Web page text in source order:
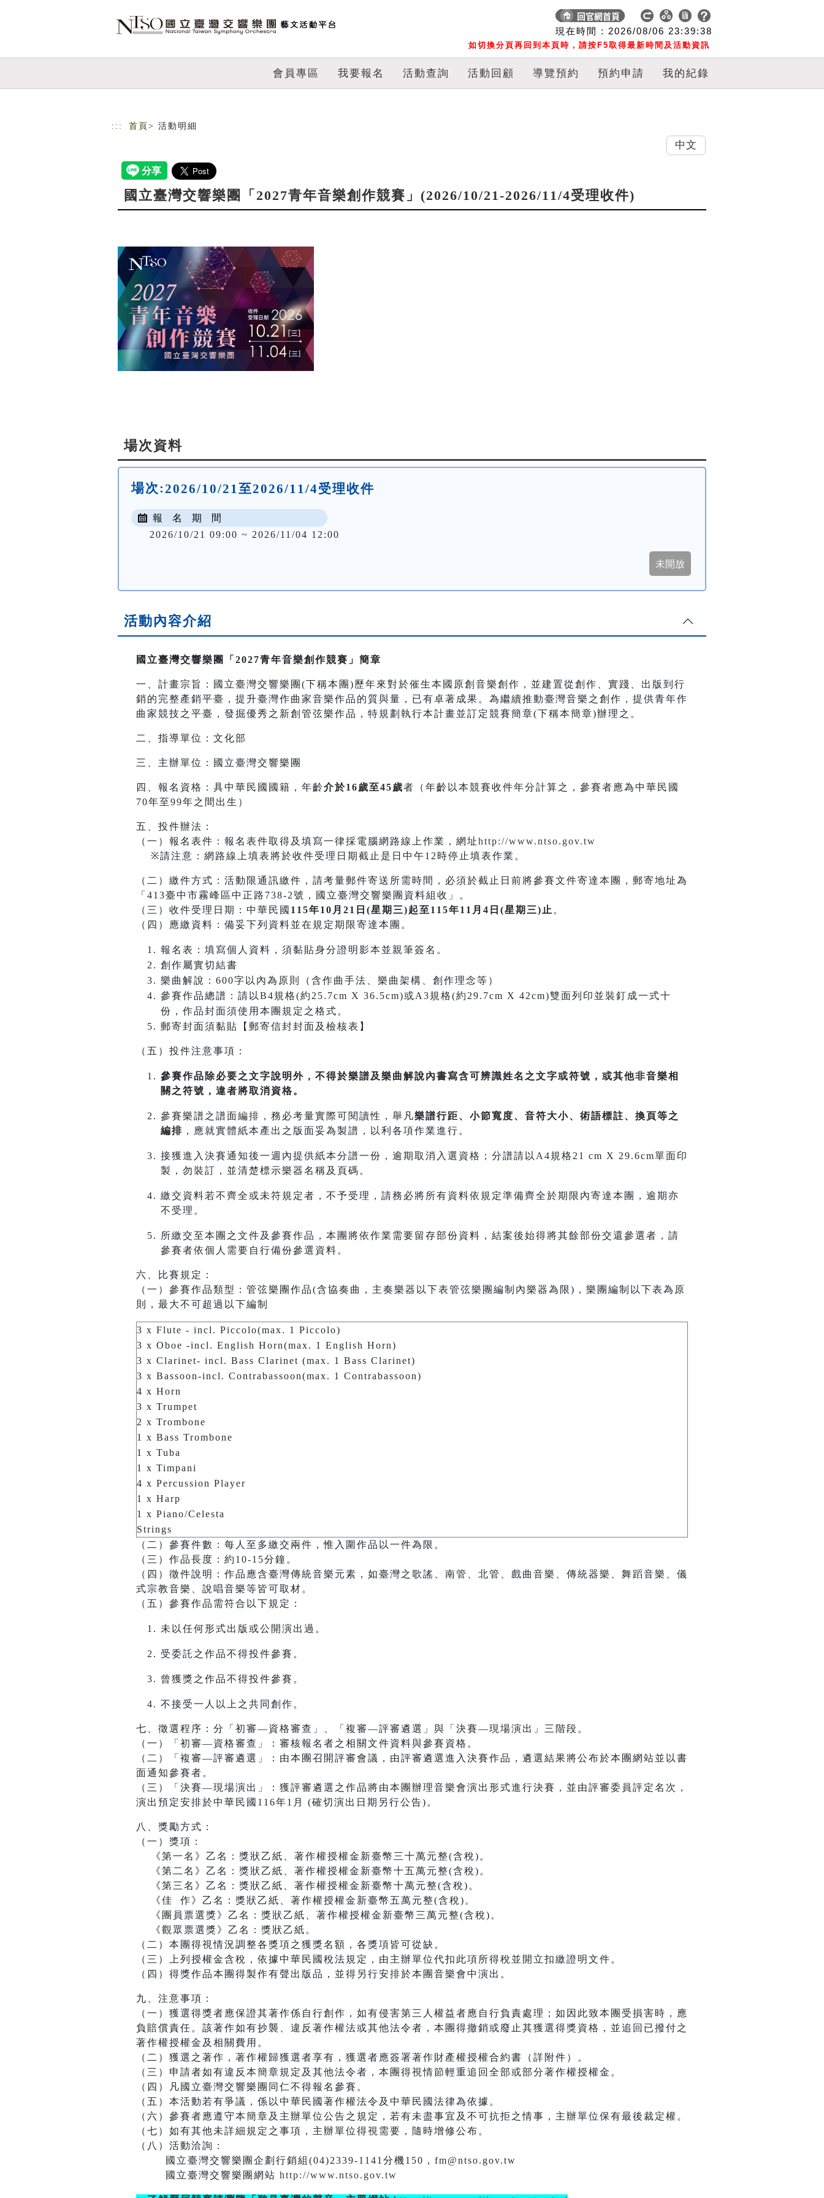
現在時間 : 2026/08/06 23:39:39
如切換分頁再回到本頁時，請按F5取得最新時間及活動資訊
會員專區 我要報名 活動查詢 活動回顧 導覽預約 預約申請 我的紀錄
::: 首頁 > 活動明細
國立臺灣交響樂團「2027青年音樂創作競賽」(2026/10/21-2026/11/4受理收件)
場次資料
場次:2026/10/21至2026/11/4受理收件
報 名 期 間
2026/10/21 09:00 ~ 2026/11/04 12:00
活動內容介紹
國立臺灣交響樂團「2027青年音樂創作競賽」簡章
一、計畫宗旨：國立臺灣交響樂團(下稱本團)歷年來對於催生本國原創音樂創作，並建置從創作、實踐、出版到行
銷的完整產銷平臺，提升臺灣作曲家音樂作品的質與量，已有卓著成果。為繼續推動臺灣音樂之創作，提供青年作
曲家競技之平臺，發掘優秀之新創管弦樂作品，特規劃執行本計畫並訂定競賽簡章(下稱本簡章)辦理之。
二、指導單位：文化部
三、主辦單位：國立臺灣交響樂團
四、報名資格：具中華民國國籍，年齡介於16歲至45歲者（年齡以本競賽收件年分計算之，參賽者應為中華民國
70年至99年之間出生）
五、投件辦法：
（一）報名表件：報名表件取得及填寫一律採電腦網路線上作業，網址http://www.ntso.gov.tw
※請注意：網路線上填表將於收件受理日期截止是日中午12時停止填表作業。
（二）繳件方式：活動限通訊繳件，請考量郵件寄送所需時間，必須於截止日前將參賽文件寄達本團，郵寄地址為
「413臺中市霧峰區中正路738-2號，國立臺灣交響樂團資料組收」。
（三）收件受理日期：中華民國 115年10月21日(星期三)起至115年11月4日(星期三)止 。
（四）應繳資料：備妥下列資料並在規定期限寄達本團。
報名表：填寫個人資料，須黏貼身分證明影本並親筆簽名。
創作屬實切結書
樂曲解說：600字以內為原則（含作曲手法、樂曲架構、創作理念等）
參賽作品總譜：請以B4規格(約25.7cm X 36.5cm)或A3規格(約29.7cm X 42cm)雙面列印並裝釘成一式十
份，作品封面須使用本團規定之格式。
郵寄封面須黏貼【郵寄信封封面及檢核表】
（五）投件注意事項：
參賽作品除必要之文字說明外，不得於樂譜及樂曲解說內書寫含可辨識姓名之文字或符號，或其他非音樂相
關之符號，違者將取消資格。
參賽樂譜之譜面編排，務必考量實際可閱讀性，舉凡樂譜行距、小節寬度、音符大小、術語標註、換頁等之
編排 ，應就實體紙本產出之版面妥為製譜，以利各項作業進行。
接獲進入決賽通知後一週內提供紙本分譜一份，逾期取消入選資格；分譜請以A4規格21 cm X 29.6cm單面印
製，勿裝訂，並清楚標示樂器名稱及頁碼。
繳交資料若不齊全或未符規定者，不予受理，請務必將所有資料依規定準備齊全於期限內寄達本團，逾期亦
不受理。
所繳交至本團之文件及參賽作品，本團將依作業需要留存部份資料，結案後始得將其餘部份交還參選者，請
參賽者依個人需要自行備份參選資料。
六、比賽規定：
（一）參賽作品類型：管弦樂團作品(含協奏曲，主奏樂器以下表管弦樂團編制內樂器為限)，樂團編制以下表為原
則，最大不可超過以下編制
3 x Flute - incl. Piccolo(max. 1 Piccolo)
3 x Oboe -incl. English Horn(max. 1 English Horn)
3 x Clarinet- incl. Bass Clarinet (max. 1 Bass Clarinet)
3 x Bassoon-incl. Contrabassoon(max. 1 Contrabassoon)
4 x Horn
3 x Trumpet
2 x Trombone
1 x Bass Trombone
1 x Tuba
1 x Timpani
4 x Percussion Player
1 x Harp
1 x Piano/Celesta
Strings
（二）參賽件數：每人至多繳交兩件，惟入圍作品以一件為限。
（三）作品長度：約10-15分鐘。
（四）徵件說明：作品應含臺灣傳統音樂元素，如臺灣之歌謠、南管、北管、戲曲音樂、傳統器樂、舞蹈音樂、儀
式宗教音樂、說唱音樂等皆可取材。
（五）參賽作品需符合以下規定：
未以任何形式出版或公開演出過。
受委託之作品不得投件參賽。
曾獲獎之作品不得投件參賽。
不接受一人以上之共同創作。
七、徵選程序：分「初審—資格審查」、「複審—評審遴選」與「決賽—現場演出」三階段。
（一）「初審—資格審查」：審核報名者之相關文件資料與參賽資格。
（二）「複審—評審遴選」：由本團召開評審會議，由評審遴選進入決賽作品，遴選結果將公布於本團網站並以書
面通知參賽者。
（三）「決賽—現場演出」：獲評審遴選之作品將由本團辦理音樂會演出形式進行決賽，並由評審委員評定名次，
演出預定安排於中華民國116年1月 (確切演出日期另行公告)。
八、獎勵方式：
（一）獎項：
《第一名》乙名：獎狀乙紙、著作權授權金新臺幣三十萬元整(含稅)。
《第二名》乙名：獎狀乙紙、著作權授權金新臺幣十五萬元整(含稅)。
《第三名》乙名：獎狀乙紙、著作權授權金新臺幣十萬元整(含稅)。
《佳 作》乙名：獎狀乙紙、著作權授權金新臺幣五萬元整(含稅)。
《團員票選獎》乙名：獎狀乙紙、著作權授權金新臺幣三萬元整(含稅)。
《觀眾票選獎》乙名：獎狀乙紙。
（二）本團得視情況調整各獎項之獲獎名額，各獎項皆可從缺。
（三）上列授權金含稅，依據中華民國稅法規定，由主辦單位代扣此項所得稅並開立扣繳證明文件。
（四）得獎作品本團得製作有聲出版品，並得另行安排於本團音樂會中演出。
九、注意事項：
（一）獲選得獎者應保證其著作係自行創作，如有侵害第三人權益者應自行負責處理；如因此致本團受損害時，應
負賠償責任。該著作如有抄襲、違反著作權法或其他法令者，本團得撤銷或廢止其獲選得獎資格，並追回已撥付之
著作權授權金及相關費用。
（二）獲選之著作，著作權歸獲選者享有，獲選者應簽署著作財產權授權合約書（詳附件）。
（三）申請者如有違反本簡章規定及其他法令者，本團得視情節輕重追回全部或部分著作權授權金。
（四）凡國立臺灣交響樂團同仁不得報名參賽。
（五）本活動若有爭議，係以中華民國著作權法令及中華民國法律為依據。
（六）參賽者應遵守本簡章及主辦單位公告之規定，若有未盡事宜及不可抗拒之情事，主辦單位保有最後裁定權。
（七）如有其他未詳細規定之事項，主辦單位得視需要，隨時增修公布。
（八）活動洽詢：
國立臺灣交響樂團企劃行銷組(04)2339-1141分機150，fm@ntso.gov.tw
國立臺灣交響樂團網站 http://www.ntso.gov.tw